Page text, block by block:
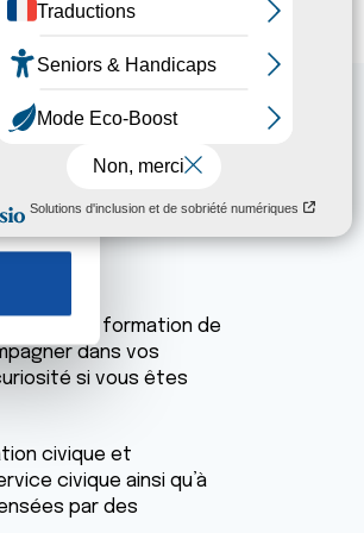
près
«
que
l’école de formation de
dans vos
si vous êtes
civique et
civique ainsi qu’à
par des